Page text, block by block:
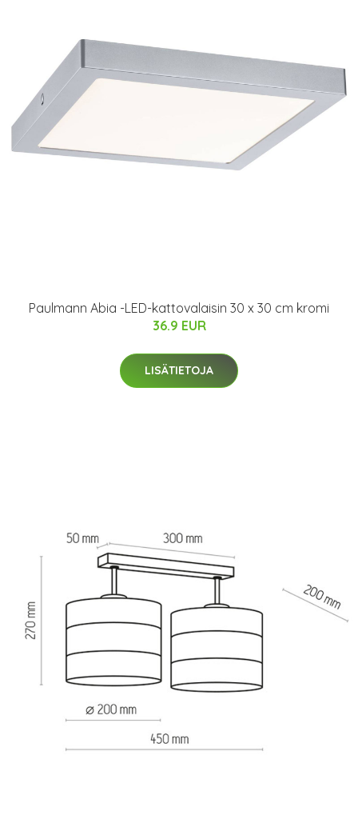
Paulmann Abia -LED-kattovalaisin 30 x 30 cm kromi
36.9 EUR
LISÄTIETOJA